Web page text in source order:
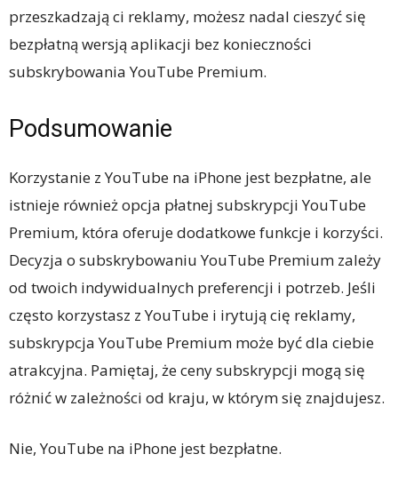
przeszkadzają ci reklamy, możesz nadal cieszyć się
bezpłatną wersją aplikacji bez konieczności
subskrybowania YouTube Premium.
Podsumowanie
Korzystanie z YouTube na iPhone jest bezpłatne, ale
istnieje również opcja płatnej subskrypcji YouTube
Premium, która oferuje dodatkowe funkcje i korzyści.
Decyzja o subskrybowaniu YouTube Premium zależy
od twoich indywidualnych preferencji i potrzeb. Jeśli
często korzystasz z YouTube i irytują cię reklamy,
subskrypcja YouTube Premium może być dla ciebie
atrakcyjna. Pamiętaj, że ceny subskrypcji mogą się
różnić w zależności od kraju, w którym się znajdujesz.
Nie, YouTube na iPhone jest bezpłatne.